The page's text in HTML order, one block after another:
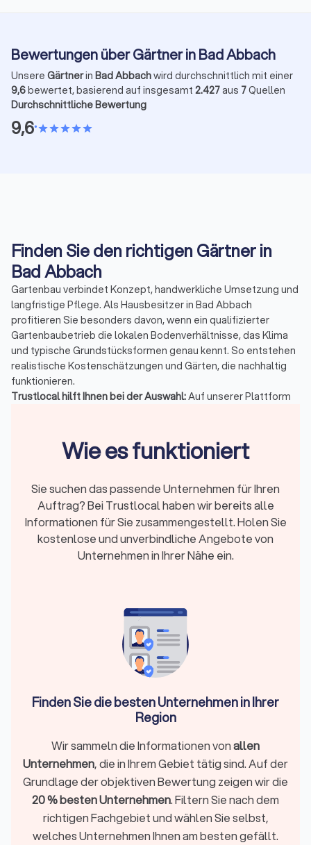
Bewertungen über Gärtner in Bad Abbach
Unsere Gärtnerin Bad Abbachwird durchschnittlich mit einer
9,6bewertet, basierend auf insgesamt 2.427aus 7Quellen
Durchschnittliche Bewertung
9,6•starstarstarstarstar
Finden Sie den richtigen Gärtner in
Bad Abbach
Gartenbau verbindet Konzept, handwerkliche Umsetzung und
langfristige Pflege. Als Hausbesitzer in Bad Abbach
profitieren Sie besonders davon, wenn ein qualifizierter
Gartenbaubetrieb die lokalen Bodenverhältnisse, das Klima
und typische Grundstücksformen genau kennt. So entstehen
realistische Kostenschätzungen und Gärten, die nachhaltig
funktionieren.
Trustlocal hilft Ihnen bei der Auswahl:Auf unserer Plattform
, basierend auf 2,404 echten Bewertungen . Die Profile
zeigen Leistungen, Spezialisierungen, Projekte und
vergleichen verlässliche Anbieter, sehen echte Projekte und
vermeiden unsichere Pauschalangebote.
Das Wichtigste in Kürze
Materialien wichtig werden, benötigen Sie GaLaBau-
Kosten grob einschätzen: Gartenbauer arbeiten meist
mit Stundensätzen von 40 € bis 70 € (höher bei
Spezialarbeiten) und m²-Richtwerten für Leistungen wie
verhindert Fehlkosten und sorgt für ein stimmiges
Planung → Angebot → Ausführung → Pflege:
strukturierter Projektablauf schützt vor Baufehlern,
Fehleinschätzungen und späteren Mehrkosten.
Verlässliche Anbieter finden:
Auf Trustlocal sehen Sie
verifizierte Garten- und Landschaftsbauer in Bad
Abbach, inklusive Trustlocal-Score, echten
Bewertungen, Projektreferenzen, Spezialisierungen und
Einsatzgebiet.
Wie es funktioniert
Sie suchen das passende Unternehmen für Ihren
Auftrag? Bei Trustlocal haben wir bereits alle
Informationen für Sie zusammengestellt. Holen Sie
kostenlose und unverbindliche Angebote von
Unternehmen in Ihrer Nähe ein.
Finden Sie die besten Unternehmen in Ihrer
Region
Wir sammeln die Informationen vonallen
Unternehmen, die in Ihrem Gebiet tätig sind. Auf der
Grundlage der objektiven Bewertung zeigen wir die
20 % besten Unternehmen. Filtern Sie nach dem
richtigen Fachgebiet und wählen Sie selbst,
welches Unternehmen Ihnen am besten gefällt.